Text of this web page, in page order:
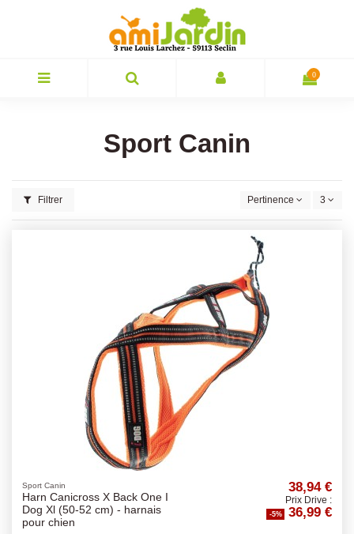
0
Sport Canin
Filtrer Pertinence 3
Sport Canin
Harn Canicross X Back One I
Dog Xl (50-52 cm) - harnais
pour chien
38,94 €
Prix Drive :
-5% 36,99 €